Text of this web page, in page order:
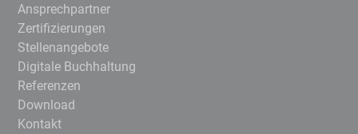
Ansprechpartner
Zertifizierungen
Stellenangebote
Digitale Buchhaltung
Referenzen
Download
Kontakt